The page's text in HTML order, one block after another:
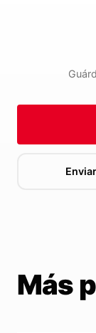
Enviar
Más